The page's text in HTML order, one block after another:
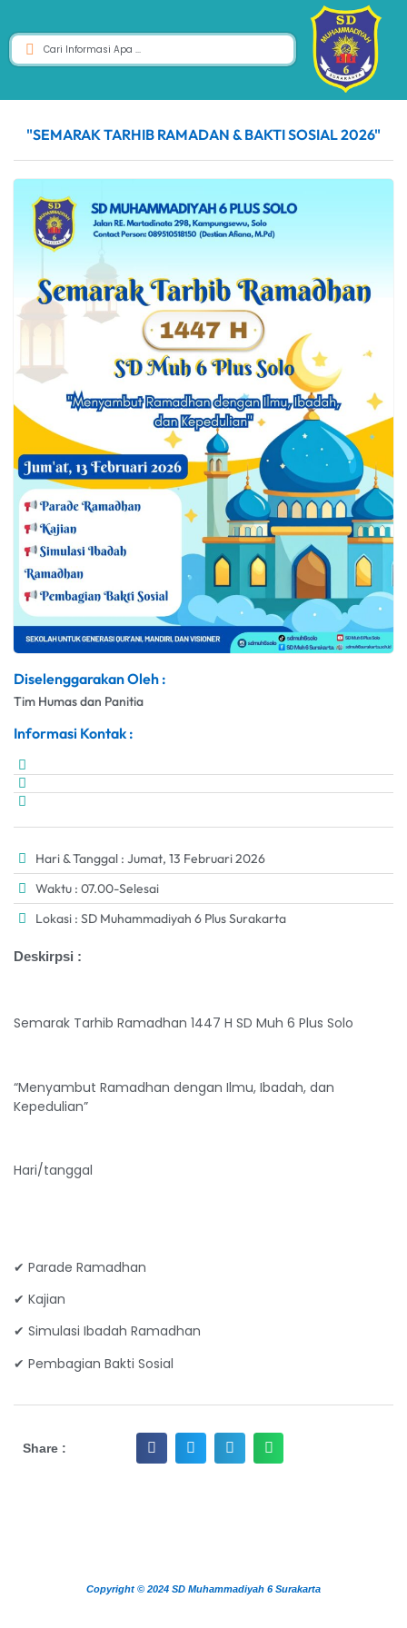
"SEMARAK TARHIB RAMADAN & BAKTI SOSIAL 2026"
Diselenggarakan Oleh :
Tim Humas dan Panitia
Informasi Kontak :
Hari & Tanggal : Jumat, 13 Februari 2026
Waktu : 07.00-Selesai
Lokasi : SD Muhammadiyah 6 Plus Surakarta
Deskirpsi :
Semarak Tarhib Ramadhan 1447 H SD Muh 6 Plus Solo
“Menyambut Ramadhan dengan Ilmu, Ibadah, dan
Kepedulian”
Hari/tanggal
✔ Parade Ramadhan
✔ Kajian
✔ Simulasi Ibadah Ramadhan
✔ Pembagian Bakti Sosial
Share :
Copyright © 2024 SD Muhammadiyah 6 Surakarta